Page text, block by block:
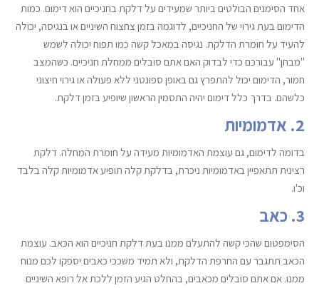
אחד הסימנים הבולטים ביותר שמעידים על דלקת בחניכיים הוא דימום. כמות
הדימום בעת גירוי של החניכיים, לדוגמה בזמן צחצוח השיניים או בנגיסה, יכולה
להעיד על חומרת הדלקת. נגיסה במאכל קשה כמו תפוח יכולה לשמש
"מבחן" עבורכם כדי לבדוק האם אתם סובלים ממחלת חניכיים. כשהמצב
חמור, הדימום יכול להתפרץ גם באופן ספונטני ללא פעולה או גירוי חיצוני
כלשהם. בדרך כלל דימום יהיה התסמין הראשון שיופיע בזמן דלקת.
2. אדמומיות
בדומה לדימום, גם עוצמת האדמומיות מעידה על חומרת המחלה. דלקת
רצינית תתאפיין באדמומיות ניכרת, בדלקת קלה תופיע אדמומיות קלה בלבד
וכ'ו.
3. כאב
הסימפטום שהכי קשה להתעלם ממנו בעת דלקת חניכיים הוא הכאב. עוצמת
הכאב תתגבר עם החרפת הדלקת, ולא תמיד משככי כאבים יספקו לכם מנוח
ממנו. אם אתם סובלים מכאבים, בהחלט הגיע הזמן ללכת אל רופא השיניים